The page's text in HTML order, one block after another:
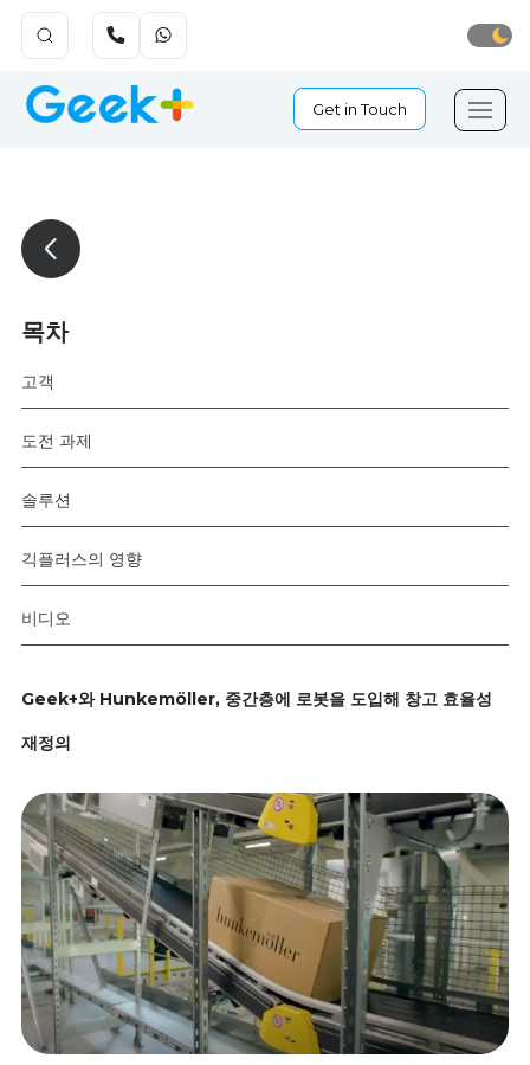
Get in Touch
목차
고객
도전 과제
솔루션
긱플러스의 영향
비디오
Geek+와 Hunkemöller, 중간층에 로봇을 도입해 창고 효율성
재정의